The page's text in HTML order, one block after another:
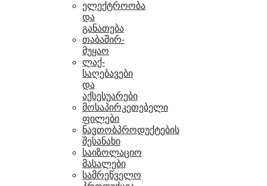
ელექტროობა
და
განათება
თაბაშირ-
მუყაო
ლაქ-
საღებავები
და
აქსესუარები
მოსაპირკეთებელი
ფილები
ნავთობპროდუქტების
შესანახი
საიზოლაციო
მასალები
სამრეწველო